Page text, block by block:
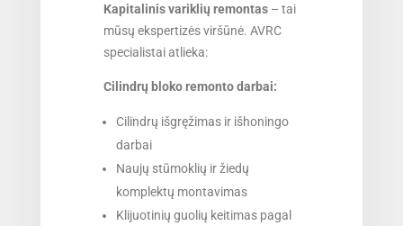
Kapitalinis variklių remontas– tai
mūsų ekspertizės viršūnė. AVRC
specialistai atlieka:
Cilindrų bloko remonto darbai:
Cilindrų išgręžimas ir išhoningo
darbai
Naujų stūmoklių ir žiedų
komplektų montavimas
Klijuotinių guolių keitimas pagal